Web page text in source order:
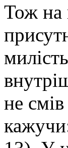
Тож на
не